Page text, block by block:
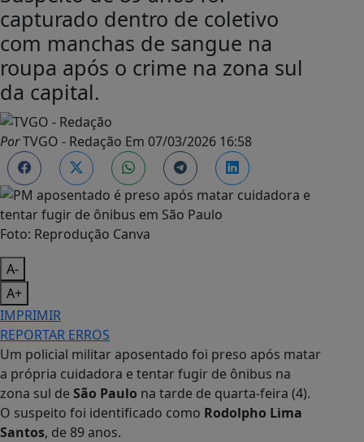
capturado dentro de coletivo
com manchas de sangue na
roupa após o crime na zona sul
da capital.
PorTVGO - Redação Em 07/03/2026 16:58
Foto: Reprodução Canva
A-
A+
IMPRIMIR
REPORTAR ERROS
Um policial militar aposentado foi preso após matar
a própria cuidadora e tentar fugir de ônibus na
zona sul de São Paulo na tarde de quarta-feira (4).
O suspeito foi identificado como Rodolpho Lima
Santos, de 89 anos.